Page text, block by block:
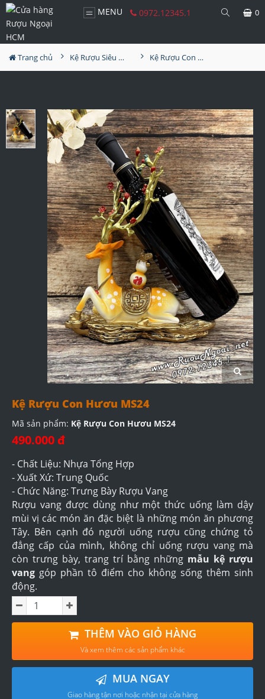
MENU 0972.12345.1 0
Trang chủ Kệ Rượu Siêu Đẹp Kệ Rượu Con Hươu MS24
Kệ Rượu Con Hươu MS24
Mã sản phẩm: Kệ Rượu Con Hươu MS24
490.000 đ
- Chất Liệu: Nhựa Tổng Hợp
- Xuất Xứ: Trung Quốc
- Chức Năng: Trưng Bày Rượu Vang
Rượu vang được dùng như một thức uống làm dậy
mùi vị các món ăn đặc biệt là những món ăn phương
Tây. Bên cạnh đó người uống rượu cũng chứng tỏ
đẳng cấp của mình, không chỉ uống rượu vang mà
còn trưng bày, trang trí bằng những mẫu kệ rượu
vang góp phần tô điểm cho không sống thêm sinh
động.
THÊM VÀO GIỎ HÀNG
Và xem thêm các sản phẩm khác
MUA NGAY
Giao hàng tận nơi hoặc nhận tại cửa hàng